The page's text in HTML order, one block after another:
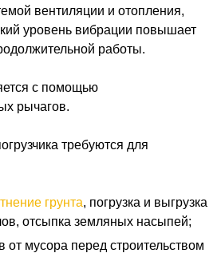
вентиляции и отопления,
уровень вибрации повышает
работы.
с помощью
рычагов.
требуются для
грунта, погрузка и выгрузка
отсыпка земляных насыпей;
от мусора перед строительством